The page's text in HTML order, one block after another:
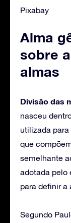
Pixabay
Alma
sobre
almas
Divisão das
nasceu
utilizada
que
semelhante
adotada pelo
para definir a
Segundo